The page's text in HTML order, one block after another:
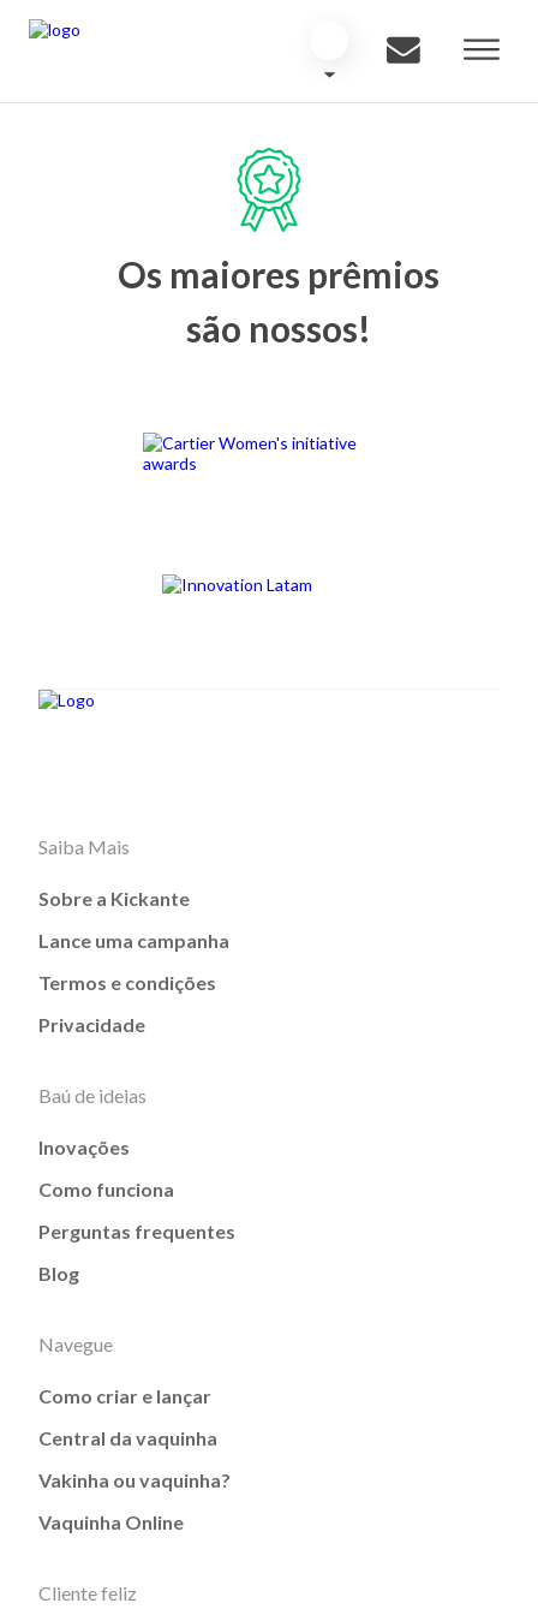
Os maiores prêmios
são nossos!
Saiba Mais
Sobre a Kickante
Lance uma campanha
Termos e condições
Privacidade
Baú de ideias
Inovações
Como funciona
Perguntas frequentes
Blog
Navegue
Como criar e lançar
Central da vaquinha
Vakinha ou vaquinha?
Vaquinha Online
Cliente feliz